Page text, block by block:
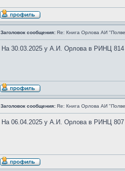
Заголовок сообщения: Re: Книга Орлова АИ
На 30.03.2025 у А.И. Орлова в РИНЦ 814
Заголовок сообщения: Re: Книга Орлова АИ
На 06.04.2025 у А.И. Орлова в РИНЦ 807